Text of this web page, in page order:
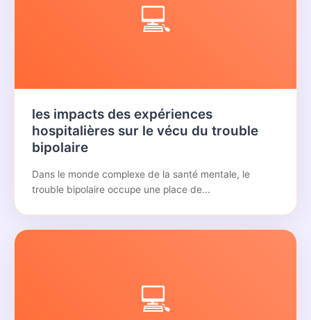
💻
les impacts des expériences
hospitalières sur le vécu du trouble
bipolaire
Dans le monde complexe de la santé mentale, le
trouble bipolaire occupe une place de...
💻